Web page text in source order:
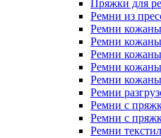
Пряжки для
Ремни из
Ремни
Ремни
Ремни
Ремни
Ремни
Ремни
Ремни с
Ремни с
Ремни